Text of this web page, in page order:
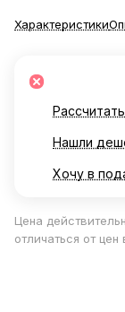
Характеристики
Нашли
Хочу в
Цена
отличаться от